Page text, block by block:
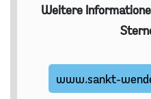
Weitere
www.sankt-